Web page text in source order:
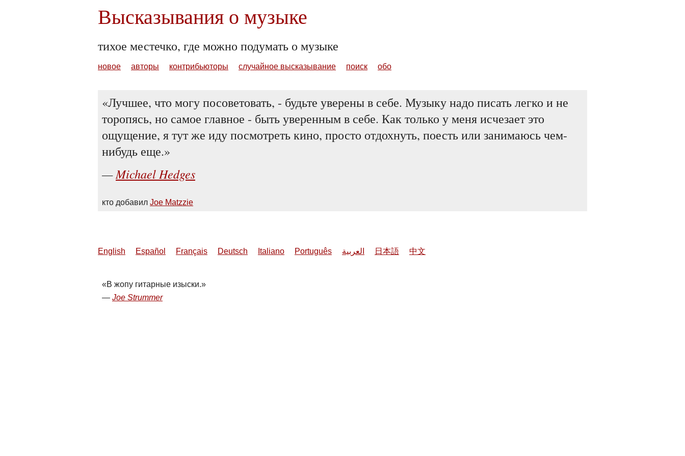
Высказывания о музыке
тихое местечко, где можно подумать о музыке
новое авторы контрибьюторы случайное высказывание поиск обо
Лучшее, что могу посоветовать, - будьте уверены в себе. Музыку надо писать легко и не
торопясь, но самое главное - быть уверенным в себе. Как только у меня исчезает это
ощущение, я тут же иду посмотреть кино, просто отдохнуть, поесть или занимаюсь чем-
нибудь еще.
Michael Hedges
кто добавил Joe Matzzie
English Español Français Deutsch Italiano Português العربية 日本語 中文
В жопу гитарные изыски.
Joe Strummer